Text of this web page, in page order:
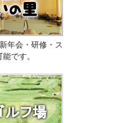
年会・研修・ス
です。